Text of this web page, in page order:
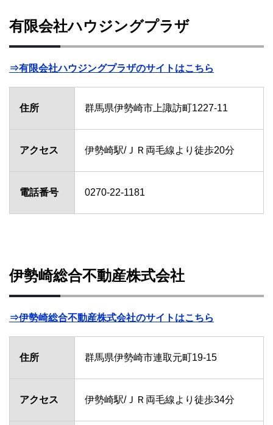
有限会社ハウジングプラザ
⇒有限会社ハウジングプラザのサイトはこちら
住所 群馬県伊勢崎市上諏訪町1227-11
アクセス 伊勢崎駅/ＪＲ両毛線より徒歩20分
電話番号 0270-22-1181
伊勢崎総合不動産株式会社
⇒伊勢崎総合不動産株式会社のサイトはこちら
住所 群馬県伊勢崎市連取元町19-15
アクセス 伊勢崎駅/ＪＲ両毛線より徒歩34分